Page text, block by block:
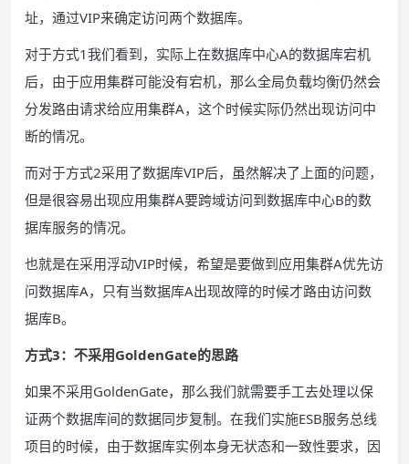
址，通过VIP来确定访问两个数据库。
对于方式1我们看到，实际上在数据库中心A的数据库宕机
后，由于应用集群可能没有宕机，那么全局负载均衡仍然会
分发路由请求给应用集群A，这个时候实际仍然出现访问中
断的情况。
而对于方式2采用了数据库VIP后，虽然解决了上面的问题，
但是很容易出现应用集群A要跨域访问到数据库中心B的数
据库服务的情况。
也就是在采用浮动VIP时候，希望是要做到应用集群A优先访
问数据库A，只有当数据库A出现故障的时候才路由访问数
据库B。
方式3：不采用GoldenGate的思路
如果不采用GoldenGate，那么我们就需要手工去处理以保
证两个数据库间的数据同步复制。在我们实施ESB服务总线
项目的时候，由于数据库实例本身无状态和一致性要求，因